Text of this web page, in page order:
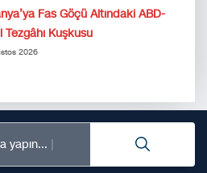
Fas Göçü Altındaki ABD-
Tezgâhı Kuşkusu
2026
yapın...